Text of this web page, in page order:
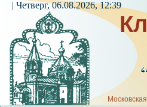
| Четверг, 06.08.2026, 12:39